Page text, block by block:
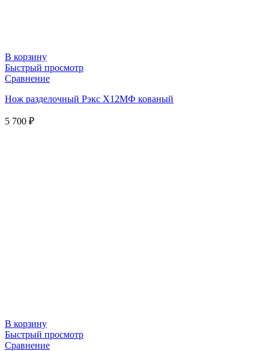
В корзину
Быстрый просмотр
Сравнение
Нож разделочный Рэкс Х12МФ кованый
5 700 ₽
В корзину
Быстрый просмотр
Сравнение